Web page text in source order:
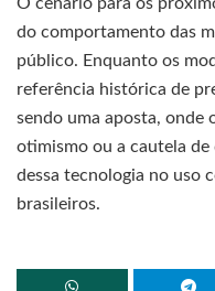
O cenário para os
do comportamento das
público. Enquanto os
referência histórica de
sendo uma aposta, onde
otimismo ou a cautela
dessa tecnologia no uso
brasileiros.